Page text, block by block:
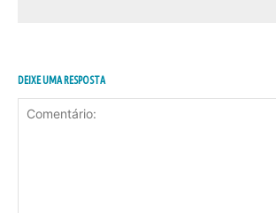
DEIXE UMA RESPOSTA